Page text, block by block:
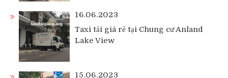
16.06.2023
Taxi tải giá rẻ tại Chung cư Anland
Lake View
15.06.2023